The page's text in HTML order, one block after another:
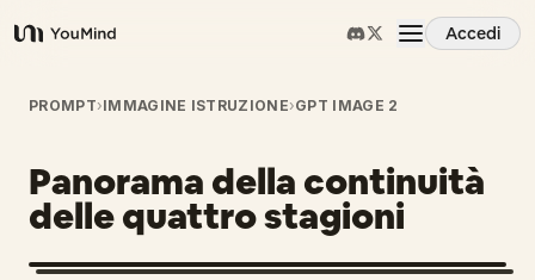
YouMind
Accedi
Panoramica
Casi d'uso
Abilità
PROMPT›IMMAGINE ISTRUZIONE›GPT IMAGE 2
Panorama della continuità
delle quattro stagioni